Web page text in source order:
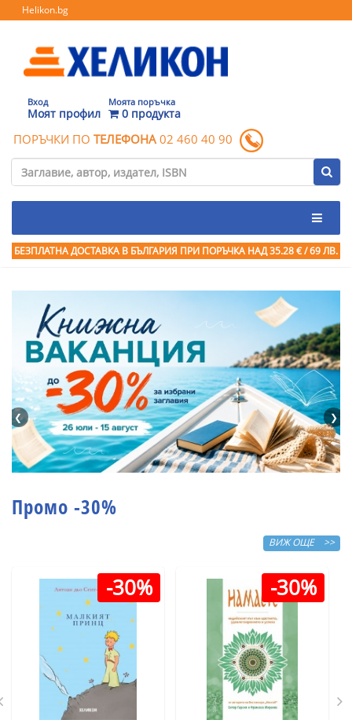
Helikon.bg
Вход
Моят профил
Моята поръчка
0 продукта
ПОРЪЧКИ ПО ТЕЛЕФОНА 02 460 40 90
БЕЗПЛАТНА ДОСТАВКА В БЪЛГАРИЯ ПРИ ПОРЪЧКА НАД 35.28 € / 69 ЛВ.
❮ ❯
Промо -30%
ВИЖ ОЩЕ >>
-30% -30%